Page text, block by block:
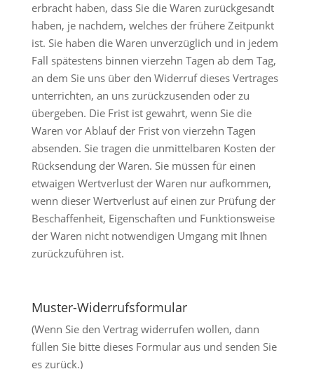
erbracht haben, dass Sie die Waren zurückgesandt
haben, je nachdem, welches der frühere Zeitpunkt
ist. Sie haben die Waren unverzüglich und in jedem
Fall spätestens binnen vierzehn Tagen ab dem Tag,
an dem Sie uns über den Widerruf dieses Vertrages
unterrichten, an uns zurückzusenden oder zu
übergeben. Die Frist ist gewahrt, wenn Sie die
Waren vor Ablauf der Frist von vierzehn Tagen
absenden. Sie tragen die unmittelbaren Kosten der
Rücksendung der Waren. Sie müssen für einen
etwaigen Wertverlust der Waren nur aufkommen,
wenn dieser Wertverlust auf einen zur Prüfung der
Beschaffenheit, Eigenschaften und Funktionsweise
der Waren nicht notwendigen Umgang mit Ihnen
zurückzuführen ist.
Muster-Widerrufsformular
(Wenn Sie den Vertrag widerrufen wollen, dann
füllen Sie bitte dieses Formular aus und senden Sie
es zurück.)